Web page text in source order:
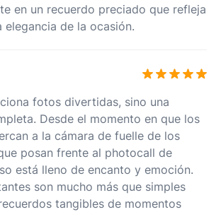
en un recuerdo preciado que refleja
elegancia de la ocasión.
fotos divertidas, sino una
Desde el momento en que los
a la cámara de fuelle de los
posan frente al photocall de
está lleno de encanto y emoción.
son mucho más que simples
tangibles de momentos